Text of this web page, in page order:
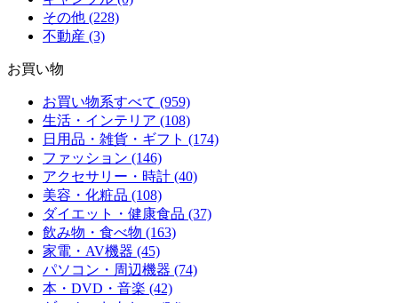
その他 (228)
不動産 (3)
お買い物
お買い物系すべて (959)
生活・インテリア (108)
日用品・雑貨・ギフト (174)
ファッション (146)
アクセサリー・時計 (40)
美容・化粧品 (108)
ダイエット・健康食品 (37)
飲み物・食べ物 (163)
家電・AV機器 (45)
パソコン・周辺機器 (74)
本・DVD・音楽 (42)